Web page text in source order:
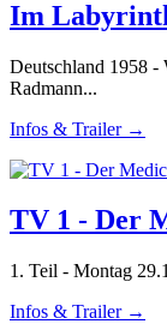
Im
Deutschland 1958 -
Radmann...
Infos & Trailer →
TV 1 - Der
1. Teil - Montag
Infos & Trailer →